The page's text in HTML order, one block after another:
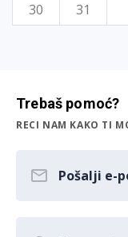
30
31
Trebaš pomoć?
RECI NAM KAKO TI
Pošalji e-